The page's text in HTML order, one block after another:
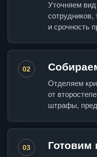
Уточняем
и срочность
02
Отделяем
от
штрафы,
03 Готовим